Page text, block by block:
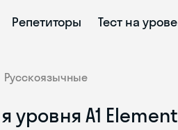
Репетиторы Тест на
Русскоязычные
уровня A1